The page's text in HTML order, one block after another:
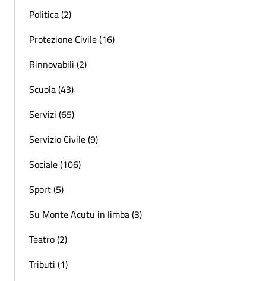
Politica (2)
Protezione Civile (16)
Rinnovabili (2)
Scuola (43)
Servizi (65)
Servizio Civile (9)
Sociale (106)
Sport (5)
Su Monte Acutu in limba (3)
Teatro (2)
Tributi (1)